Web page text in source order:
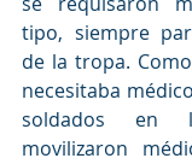
tipo, siempre
de la tropa.
necesitaba
soldados en
movilizaron